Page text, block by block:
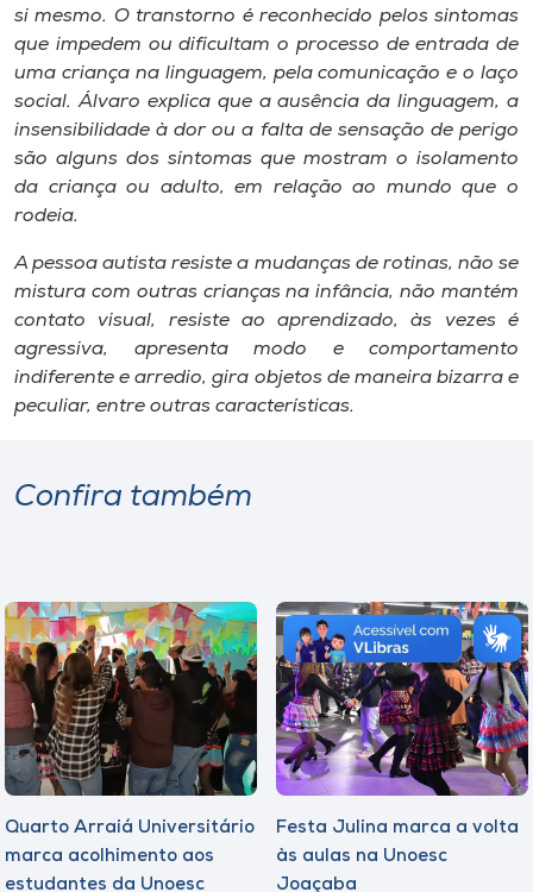
si mesmo. O transtorno é reconhecido pelos sintomas
que impedem ou dificultam o processo de entrada de
uma criança na linguagem, pela comunicação e o laço
social. Álvaro explica que a ausência da linguagem, a
insensibilidade à dor ou a falta de sensação de perigo
são alguns dos sintomas que mostram o isolamento
da criança ou adulto, em relação ao mundo que o
rodeia.
A pessoa autista resiste a mudanças de rotinas, não se
mistura com outras crianças na infância, não mantém
contato visual, resiste ao aprendizado, às vezes é
agressiva, apresenta modo e comportamento
indiferente e arredio, gira objetos de maneira bizarra e
peculiar, entre outras características.
Confira também
Quarto Arraiá Universitário
marca acolhimento aos
estudantes da Unoesc
Festa Julina marca a volta
às aulas na Unoesc
Joaçaba